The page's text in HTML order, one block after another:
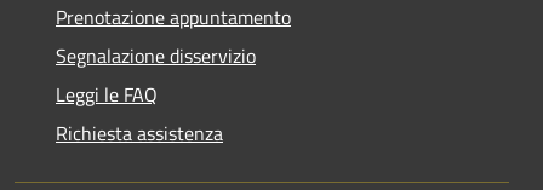
Prenotazione appuntamento
Segnalazione disservizio
Leggi le FAQ
Richiesta assistenza